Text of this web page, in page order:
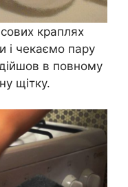
краплях
і чекаємо пару
в повному
щітку.